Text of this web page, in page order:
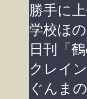
勝手に
学校ほ
日刊「
クレイ
ぐんま